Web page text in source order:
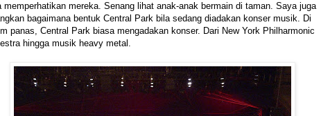
memperhatikan mereka. Senang lihat anak-anak bermain di taman. Saya juga
bagaimana bentuk Central Park bila sedang diadakan konser musik. Di
panas, Central Park biasa mengadakan konser. Dari New York Philharmonic
hingga musik heavy metal.